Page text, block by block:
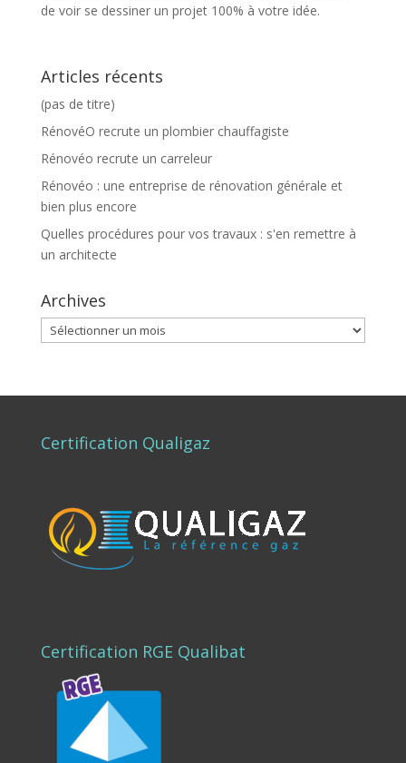
de voir se dessiner un projet 100% à votre idée.
Articles récents
(pas de titre)
RénovéO recrute un plombier chauffagiste
Rénovéo recrute un carreleur
Rénovéo : une entreprise de rénovation générale et
bien plus encore
Quelles procédures pour vos travaux : s'en remettre à
un architecte
Archives
Archives
Certification Qualigaz
Certification RGE Qualibat